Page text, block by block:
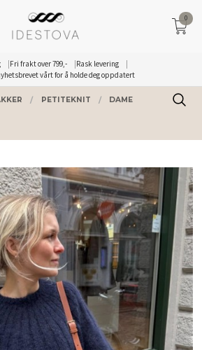
Fri frakt over 799,-
Rask levering
vårt for å holde deg oppdatert
0
PETITEKNIT DAME